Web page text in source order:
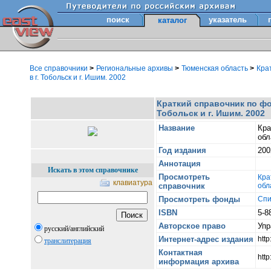
поиск каталог указатель
Все справочники > Региональные архивы > Тюменская область >
в г. Тобольск и г. Ишим. 2002
Краткий справочник по
Тобольск и г. Ишим. 2002
Название
Год издания
Аннотация
Просмотреть
справочник
Просмотреть фонды
ISBN
5-
Авторское право
Интернет-адрес издания
Контактная
информация архива
Искать в этом справочнике
клавиатура
русский/английский
транслитерация